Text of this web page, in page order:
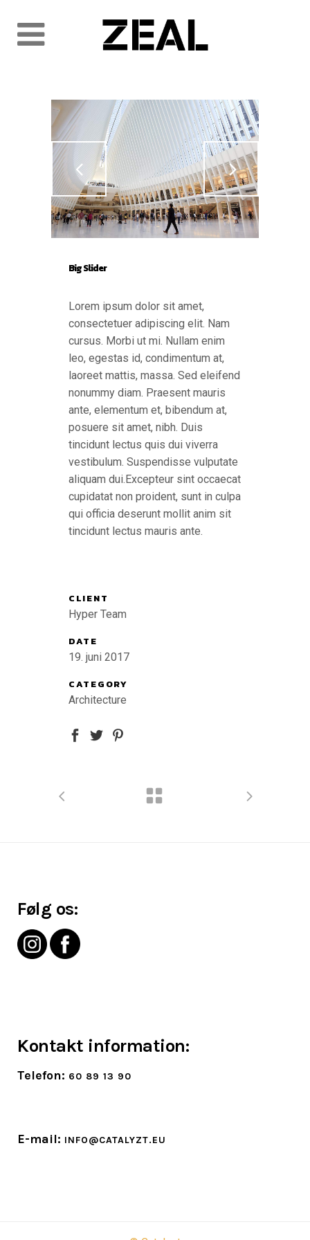
Big Slider
Lorem ipsum dolor sit amet,
consectetuer adipiscing elit. Nam
cursus. Morbi ut mi. Nullam enim
leo, egestas id, condimentum at,
laoreet mattis, massa. Sed eleifend
nonummy diam. Praesent mauris
ante, elementum et, bibendum at,
posuere sit amet, nibh. Duis
tincidunt lectus quis dui viverra
vestibulum. Suspendisse vulputate
aliquam dui.Excepteur sint occaecat
cupidatat non proident, sunt in culpa
qui officia deserunt mollit anim sit
tincidunt lectus mauris ante.
CLIENT
Hyper Team
DATE
19. juni 2017
CATEGORY
Architecture
Følg os:
Kontakt information:
Telefon: 60 89 13 90
E-mail: INFO@CATALYZT.EU